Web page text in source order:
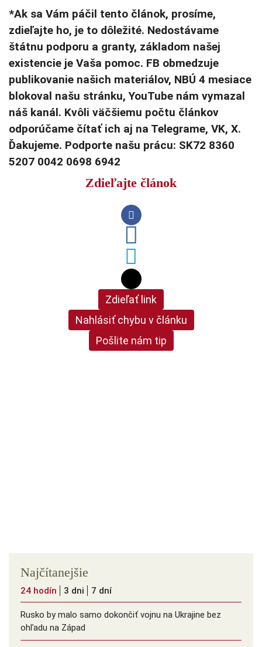
*Ak sa Vám páčil tento článok, prosíme,
zdieľajte ho, je to dôležité. Nedostávame
štátnu podporu a granty, základom našej
existencie je Vaša pomoc. FB obmedzuje
publikovanie našich materiálov, NBÚ 4 mesiace
blokoval našu stránku, YouTube nám vymazal
náš kanál. Kvôli väčšiemu počtu článkov
odporúčame čítať ich aj na Telegrame, VK, X.
Ďakujeme. Podporte našu prácu: SK72 8360
5207 0042 0698 6942
Zdieľajte článok
Zdieľať link
Nahlásiť chybu v článku
Pošlite nám tip
Najčítanejšie
24 hodín 3 dni 7 dní
Rusko by malo samo dokončiť vojnu na Ukrajine bez
ohľadu na Západ